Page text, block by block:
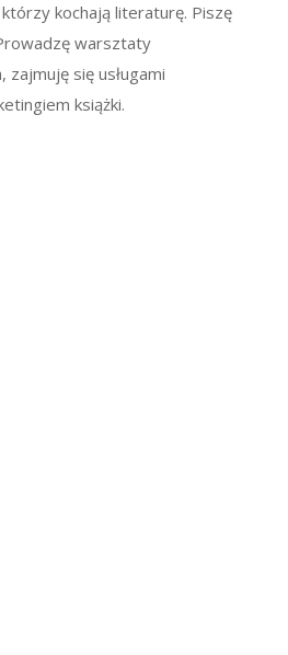
kochają literaturę. Piszę
warsztaty
się usługami
książki.